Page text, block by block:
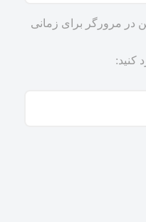
در مرورگر برای زمانی
کنید: